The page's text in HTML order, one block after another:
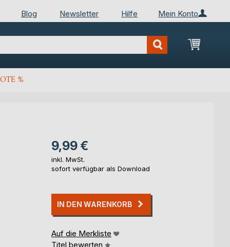
Mein Konto
Blog Newsletter Hilfe
Mein
%
9,99 €
inkl. MwSt.
sofort verfügbar als Download
IN DEN WARENKORB
Auf die Merkliste
Titel bewerten